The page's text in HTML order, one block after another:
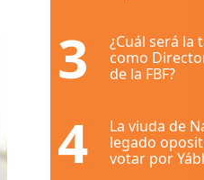
3
¿Cuál será la
como
de la FBF?
4
La viuda de
legado
votar por